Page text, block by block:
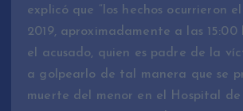
explicó que “los hechos ocurrieron
2019, aproximadamente a las 15:00
el acusado, quien es padre de la
a golpearlo de tal manera que se
muerte del menor en el Hospital de